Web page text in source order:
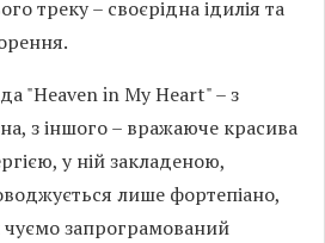
треку – своєрідна ідилія та
"Heaven in My Heart" – з
з іншого – вражаюче красива
у ній закладеною,
лише фортепіано,
чуємо запрограмований